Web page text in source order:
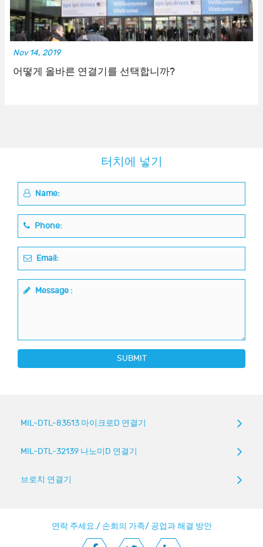
Nov 14, 2019
어떻게 올바른 연결기를 선택합니까?
터치에 넣기
Name:
Phone:
Email:
Message :
SUBMIT
MIL-DTL-83513 마이크로D 연결기
MIL-DTL-32139 나노미D 연결기
브로치 연결기
연락 주세요./ 손희의 가족/ 공업과 해결 방안